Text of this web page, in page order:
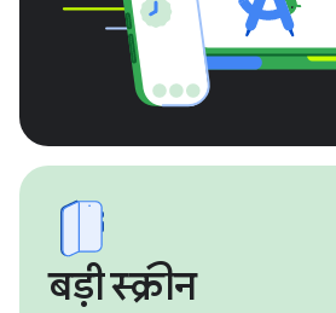
बड़ी स्क्रीन